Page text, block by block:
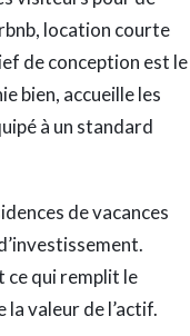
location courte
de conception est le
bien, accueille les
à un standard
de vacances
ce qui remplit le
valeur de l’actif.